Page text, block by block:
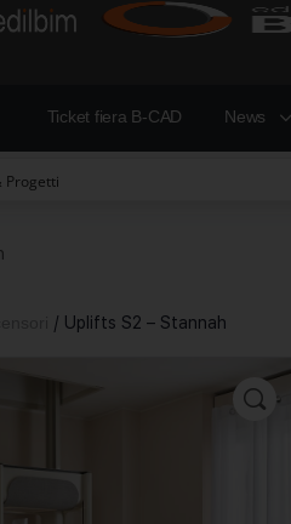
Ticket fiera B-CAD News
/ Uplifts S2 – Stannah